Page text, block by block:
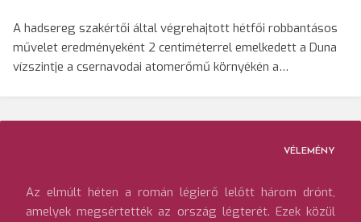
A hadsereg szakértői által végrehajtott hétfői robbantásos
művelet eredményeként 2 centiméterrel emelkedett a Duna
vízszintje a csernavodai atomerőmű környékén a…
VÉLEMÉNY
Az elmúlt héten a román légierő lelőtt három drónt,
amelyek megsértették az ország légterét. Ezek közül